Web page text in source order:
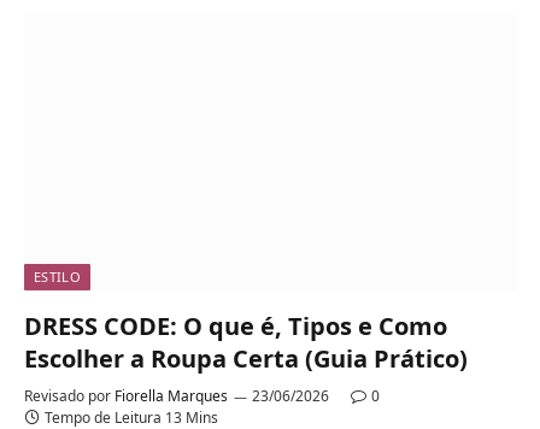
ESTILO
DRESS CODE: O que é, Tipos e Como
Escolher a Roupa Certa (Guia Prático)
Revisado por Fiorella Marques 23/06/2026
0
Tempo de Leitura 13 Mins